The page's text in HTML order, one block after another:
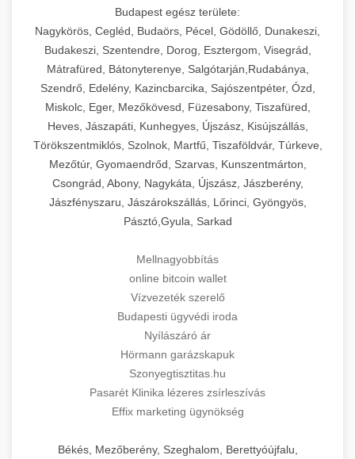
Budapest egész területe:
Nagykörös, Cegléd, Budaörs, Pécel, Gödöllő, Dunakeszi,
Budakeszi, Szentendre, Dorog, Esztergom, Visegrád,
Mátrafüred, Bátonyterenye, Salgótarján,Rudabánya,
Szendrő, Edelény, Kazincbarcika, Sajószentpéter, Ózd,
Miskolc, Eger, Mezőkövesd, Füzesabony, Tiszafüred,
Heves, Jászapáti, Kunhegyes, Újszász, Kisújszállás,
Törökszentmiklós, Szolnok, Martfű, Tiszaföldvár, Túrkeve,
Mezőtúr, Gyomaendrőd, Szarvas, Kunszentmárton,
Csongrád, Abony, Nagykáta, Újszász, Jászberény,
Jászfényszaru, Jászárokszállás, Lőrinci, Gyöngyös,
Pásztó,Gyula, Sarkad
Mellnagyobbítás
online bitcoin wallet
Vízvezeték szerelő
Budapesti ügyvédi iroda
Nyílászáró ár
Hörmann garázskapuk
Szonyegtisztitas.hu
Pasarét Klinika lézeres zsírleszívás
Effix marketing ügynökség
Békés, Mezőberény, Szeghalom, Berettyóújfalu,